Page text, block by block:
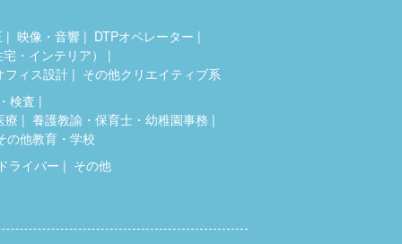
映像・音響
DTPオペレーター
・インテリア）
フィス設計
その他クリエイティブ系
検査
療
養護教諭・保育士・幼稚園事務
の他教育・学校
ライバー
その他